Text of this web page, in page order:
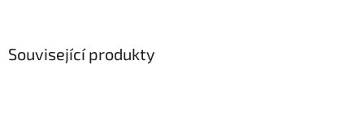
Související produkty